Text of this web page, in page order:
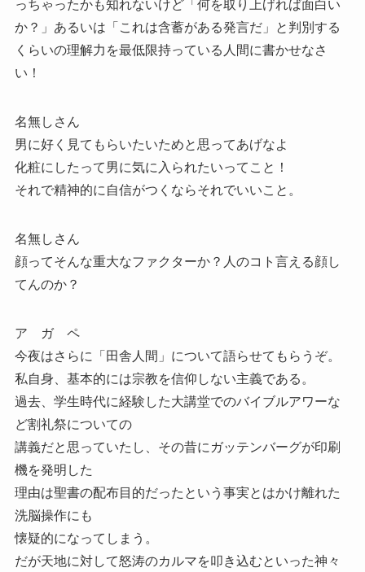
っちゃったかも知れないけど「何を取り上げれば面白い
か？」あるいは「これは含蓄がある発言だ」と判別する
くらいの理解力を最低限持っている人間に書かせなさ
い！
名無しさん
男に好く見てもらいたいためと思ってあげなよ
化粧にしたって男に気に入られたいってこと！
それで精神的に自信がつくならそれでいいこと。
名無しさん
顔ってそんな重大なファクターか？人のコト言える顔し
てんのか？
ア ガ ペ
今夜はさらに「田舎人間」について語らせてもらうぞ。
私自身、基本的には宗教を信仰しない主義である。
過去、学生時代に経験した大講堂でのバイブルアワーな
ど割礼祭についての
講義だと思っていたし、その昔にガッテンバーグが印刷
機を発明した
理由は聖書の配布目的だったという事実とはかけ離れた
洗脳操作にも
懐疑的になってしまう。
だが天地に対して怒涛のカルマを叩き込むといった神々